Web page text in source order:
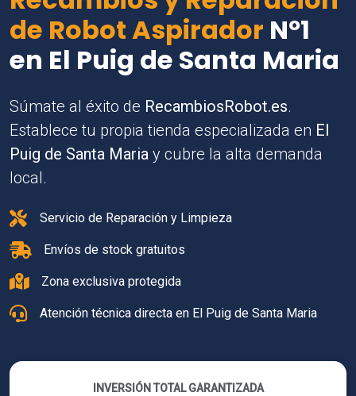
de Robot Aspirador Nº1
en El Puig de Santa Maria
Súmate al éxito de RecambiosRobot.es.
Establece tu propia tienda especializada en El
Puig de Santa Maria y cubre la alta demanda
local.
Servicio de Reparación y Limpieza
Envíos de stock gratuitos
Zona exclusiva protegida
Atención técnica directa en El Puig de Santa Maria
INVERSIÓN TOTAL GARANTIZADA